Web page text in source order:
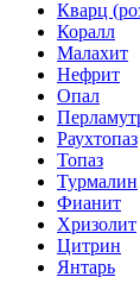
Кварц
Коралл
Малахит
Нефрит
Опал
Раухтопаз
Топаз
Турмалин
Фианит
Хризолит
Цитрин
Янтарь